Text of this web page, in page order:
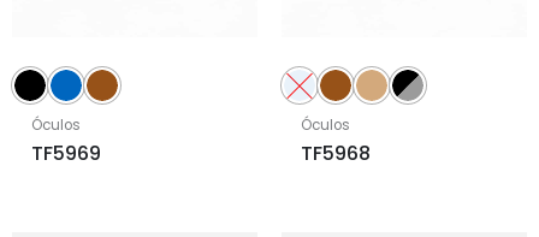
Óculos
TF5969
Óculos
TF5968